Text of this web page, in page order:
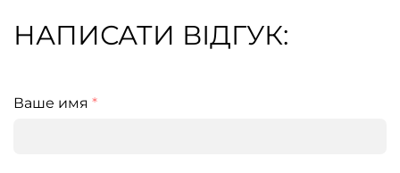
НАПИСАТИ ВІДГУК:
Ваше имя *